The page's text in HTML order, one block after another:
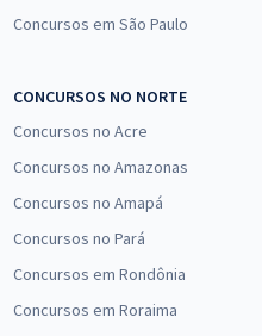
Concursos em São Paulo
CONCURSOS NO NORTE
Concursos no Acre
Concursos no Amazonas
Concursos no Amapá
Concursos no Pará
Concursos em Rondônia
Concursos em Roraima